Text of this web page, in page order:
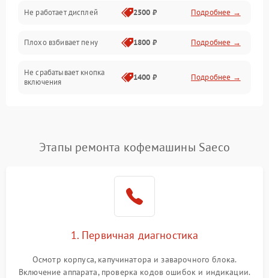
Не работает дисплей 2500 ₽ Подробнее →
Плохо взбивает пену 1800 ₽ Подробнее →
Не срабатывает кнопка
включения
1400 ₽ Подробнее →
Постоянные сбои в работе 1500 ₽ Подробнее →
Этапы ремонта кофемашины Saeco
1. Первичная диагностика
Осмотр корпуса, капучинатора и заварочного блока.
Включение аппарата, проверка кодов ошибок и индикации.